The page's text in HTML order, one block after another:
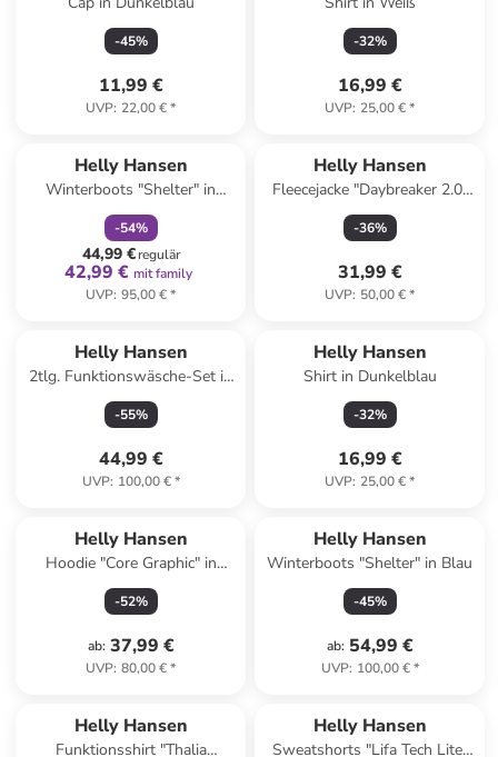
-45%
11,99 €
UVP: 22,00 €*
-32%
16,99 €
UVP: 25,00 €*
Helly Hansen
Winterboots "Shelter" in
Dunkelblau
-54%
44,99 €regulär
42,99 € mit family
UVP: 95,00 €*
Helly Hansen
Fleecejacke "Daybreaker 2.0"
in Petrol in Türkis
-36%
31,99 €
UVP: 50,00 €*
Helly Hansen
2tlg. Funktionswäsche-Set in
Rosa/ Mint
-55%
44,99 €
UVP: 100,00 €*
Helly Hansen
Shirt in Dunkelblau
-32%
16,99 €
UVP: 25,00 €*
Helly Hansen
Hoodie "Core Graphic" in
Dunkelblau
-52%
ab: 37,99 €
UVP: 80,00 €*
Helly Hansen
Winterboots "Shelter" in Blau
-45%
ab: 54,99 €
UVP: 100,00 €*
Helly Hansen
Funktionsshirt "Thalia
Helly Hansen
Sweatshorts "Lifa Tech Lite"